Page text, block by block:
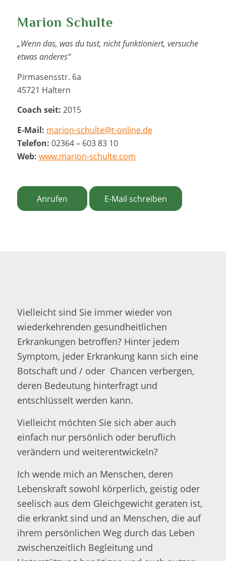
Marion Schulte
„Wenn das, was du tust, nicht funktioniert, versuche
etwas anderes“
Pirmasensstr. 6a
45721 Haltern
Coach seit: 2015
E-Mail: marion-schulte@t-online.de
Telefon: 02364 – 603 83 10
Web: www.marion-schulte.com
Anrufen E-Mail schreiben
Vielleicht sind Sie immer wieder von
wiederkehrenden gesundheitlichen
Erkrankungen betroffen? Hinter jedem
Symptom, jeder Erkrankung kann sich eine
Botschaft und / oder Chancen verbergen,
deren Bedeutung hinterfragt und
entschlüsselt werden kann.
Vielleicht möchten Sie sich aber auch
einfach nur persönlich oder beruflich
verändern und weiterentwickeln?
Ich wende mich an Menschen, deren
Lebenskraft sowohl körperlich, geistig oder
seelisch aus dem Gleichgewicht geraten ist,
die erkrankt sind und an Menschen, die auf
ihrem persönlichen Weg durch das Leben
zwischenzeitlich Begleitung und